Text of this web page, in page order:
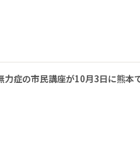
症の市民講座が10月3日に熊本